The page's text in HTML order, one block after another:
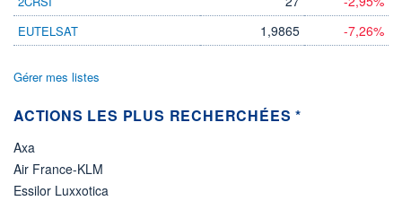
EUTELSAT 1,9865 -7,26%
Gérer mes listes
ACTIONS LES PLUS RECHERCHÉES *
Axa
Air France-KLM
Essilor Luxxotica